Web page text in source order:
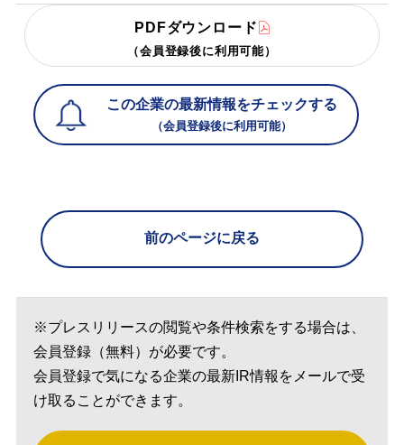
PDFダウンロード
（会員登録後に利用可能）
この企業の最新情報をチェックする
（会員登録後に利用可能）
前のページに戻る
※プレスリリースの閲覧や条件検索をする場合は、
会員登録（無料）が必要です。
会員登録で気になる企業の最新IR情報をメールで受
け取ることができます。